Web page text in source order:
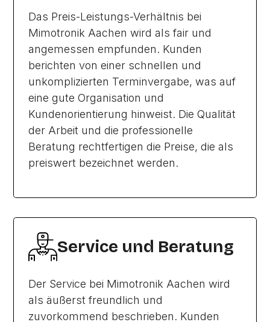
Das Preis-Leistungs-Verhältnis bei
Mimotronik Aachen wird als fair und
angemessen empfunden. Kunden
berichten von einer schnellen und
unkomplizierten Terminvergabe, was auf
eine gute Organisation und
Kundenorientierung hinweist. Die Qualität
der Arbeit und die professionelle
Beratung rechtfertigen die Preise, die als
preiswert bezeichnet werden.
Service und Beratung
Der Service bei Mimotronik Aachen wird
als äußerst freundlich und
zuvorkommend beschrieben. Kunden